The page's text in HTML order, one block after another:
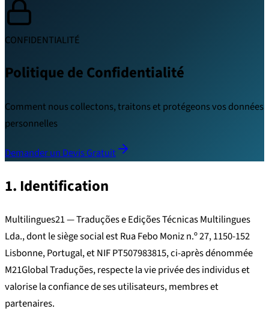
CONFIDENTIALITÉ
Politique de Confidentialité
Comment nous collectons, traitons et protégeons vos données
personnelles
Demander un Devis Gratuit
1. Identification
Multilingues21 — Traduções e Edições Técnicas Multilingues
Lda., dont le siège social est Rua Febo Moniz n.º 27, 1150-152
Lisbonne, Portugal, et NIF PT507983815, ci-après dénommée
M21Global Traduções, respecte la vie privée des individus et
valorise la confiance de ses utilisateurs, membres et
partenaires.